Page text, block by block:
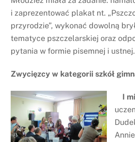
i zaprezentować plakat nt.
przyrodzie”, wykonać dowolną
tematyce pszczelarskiej oraz
pytania w formie pisemnej i ustnej.
Zwycięzcy w kategorii szkół
I